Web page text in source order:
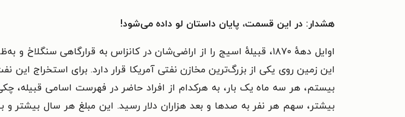
هشدار: در این قسمت، پایان داستان لو داده می‌شود!
اوایل دههٔ ۱۸۷۰، قبیلهٔ اسیج را از اراضی‌شان در کانزاس به قرارگاهی
این زمین روی یکی از بزرگ‌ترین مخازن نفتی آمریکا قرار دارد. برای استخراج این
بیستم، هر سه ماه یک بار، به هرکدام از افراد حاضر در فهرست اسامی قبیله،
بیشتر، سهم هر نفر به صدها و بعد هزاران دلار رسید. این مبلغ هر سال بیشتر